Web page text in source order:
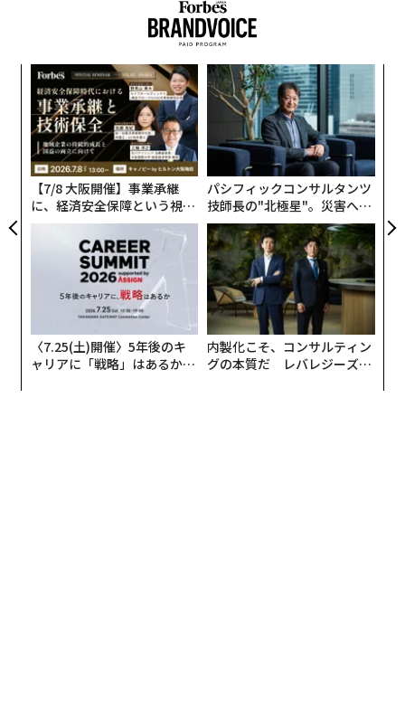
「今回の動きは、とりわけ、過去の過剰採用を巻き戻す
ための隠れみのとしてBlockがAIを使っているように感
ヴェンソンはいう。ドーシーは別のXへの投稿で過剰採
用を認め、それは、個人間送金部門のCash Appを中核の
決済処理ビジネスから「誤って」切り離してしまったか
らだと説明した。ドーシーはまた、自身の実績を擁護
し、「私たちは効率的な会社を運営してきたし、今もそ
うだ……大半よりも優れている」と述べた。
【7/8 大阪開催】事業承継
に、経済安全保障という視点
が加わるとき──経営者が問
われる新たな判断軸
パシフィックコンサルタンツ
技師長の"北極星"。災害への
無力感を乗り越え見つけた、
防災一筋20年の答え
〈7.25(土)開催〉5年後のキ
ャリアに「戦略」はあるか。
内製化こそ、コンサルティン
グの本質だ レバレジーズが